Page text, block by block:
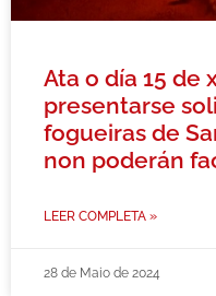
Ata o día 15 de
presentarse
fogueiras de
non poderán
LEER COMPLETA »
28 de Maio de 2024